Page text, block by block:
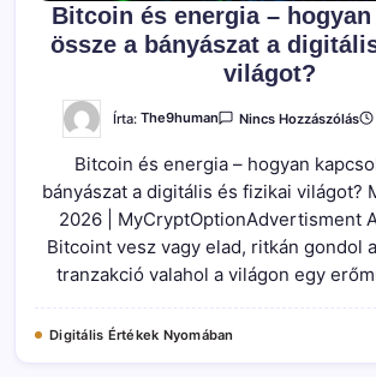
Bitcoin és energia –
össze a bányászat a
világot?
Írta: The9human Nincs Hozzászólás
A
A
Bitcoin és energia – hogyan
bányászat a digitális és fizikai világot?
2026 | MyCryptOptionAdvertisment
Bitcoint vesz vagy elad, ritkán gondol
tranzakció valahol a világon egy
Digitális Értékek Nyomában